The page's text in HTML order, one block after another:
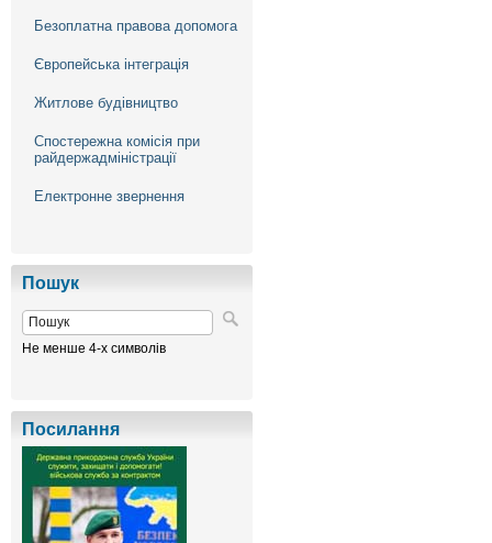
Безоплатна правова допомога
Європейська інтеграція
Житлове будівництво
Спостережна комісія при
райдержадміністрації
Електронне звернення
Пошук
Не менше 4-х символів
Посилання